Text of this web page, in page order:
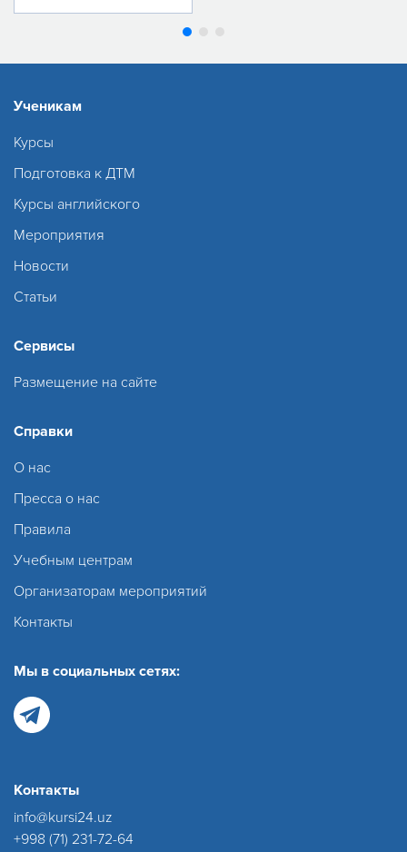
Ученикам
Курсы
Подготовка к ДТМ
Курсы английского
Мероприятия
Новости
Статьи
Сервисы
Размещение на сайте
Справки
О нас
Пресса о нас
Правила
Учебным центрам
Организаторам мероприятий
Контакты
Мы в социальных сетях:
Контакты
info@kursi24.uz
+998 (71) 231-72-64